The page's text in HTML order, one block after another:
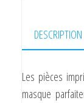
DESCRIPTION
Les pièces
masque